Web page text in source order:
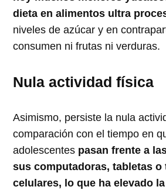
dieta en alimentos ultra
niveles de azúcar y en
consumen ni frutas ni verduras.
Nula actividad física
Asimismo, persiste la nula
comparación con el tiempo en
adolescentes pasan frente a
sus computadoras, tabletas o
celulares, lo que ha elevado